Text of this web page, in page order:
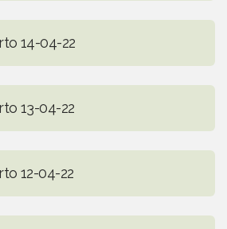
14-04-22
13-04-22
12-04-22